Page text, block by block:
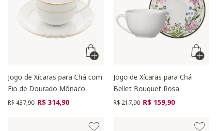
Jogo de Xícaras para Chá com
Fio de Dourado Mônaco
Preço reduzido de
R$ 437,90 para
R$ 314,90
Jogo de Xícaras para Chá
Bellet Bouquet Rosa
Preço reduzido de
R$ 217,90 para
R$ 159,90